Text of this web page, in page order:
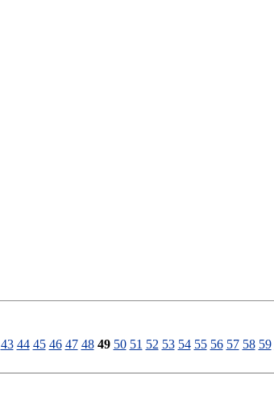
43 44 45 46 47 48 49 50 51 52 53 54 55 56 57 58 59